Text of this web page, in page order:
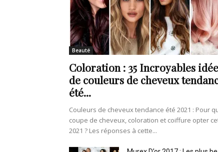
en
et
Beauté
Coloration : 35 Incroyables
de couleurs de cheveux
été...
Couleurs de cheveux tendance été 2021 : Pour
coupe de cheveux, coloration et coiffure opter
2021 ? Les réponses à cette...